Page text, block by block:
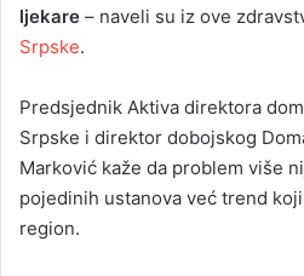
ljekare – naveli su iz ove
Srpske.
Predsjednik Aktiva direktora
Srpske i direktor dobojskog
Marković kaže da problem više
pojedinih ustanova već trend
region.